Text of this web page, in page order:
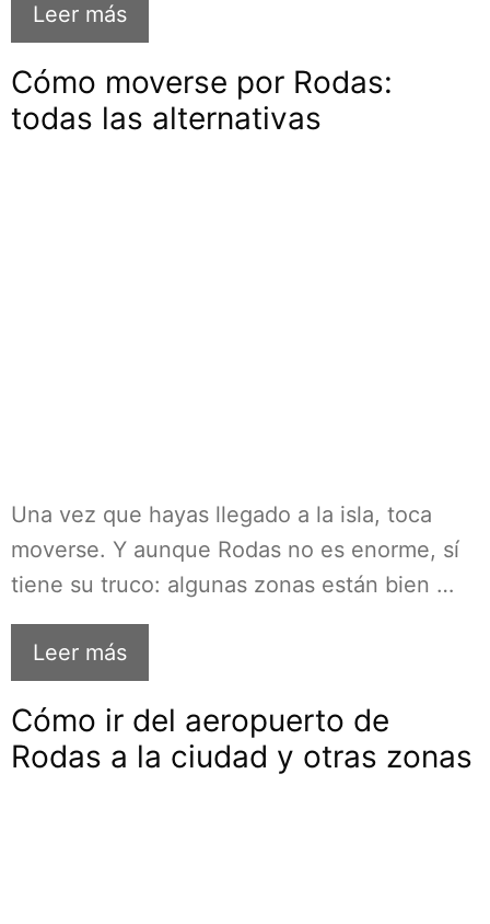
Leer más
Cómo moverse por Rodas:
todas las alternativas
Una vez que hayas llegado a la isla, toca
moverse. Y aunque Rodas no es enorme, sí
tiene su truco: algunas zonas están bien …
Leer más
Cómo ir del aeropuerto de
Rodas a la ciudad y otras zonas